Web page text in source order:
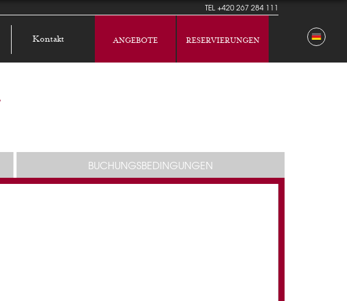
TEL+420 267 284 111
Kontakt ANGEBOTE RESERVIERUNGEN
BUCHUNGSBEDINGUNGEN